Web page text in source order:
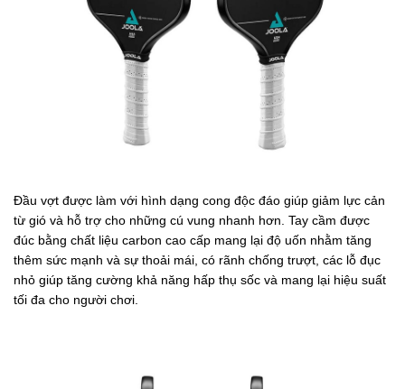
Đầu vợt được làm với hình dạng cong độc đáo giúp giảm lực cản
từ gió và hỗ trợ cho những cú vung nhanh hơn. Tay cầm được
đúc bằng chất liệu carbon cao cấp mang lại độ uốn nhằm tăng
thêm sức mạnh và sự thoải mái, có rãnh chống trượt, các lỗ đục
nhỏ giúp tăng cường khả năng hấp thụ sốc và mang lại hiệu suất
tối đa cho người chơi.